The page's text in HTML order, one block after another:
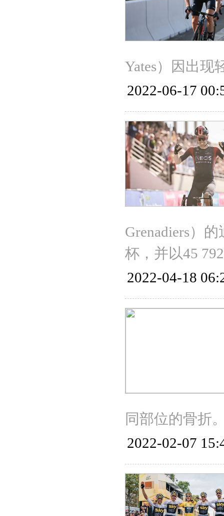
Yates）因出现
2022-06-17
Grenadiers）
杯，并以45
2022-04-18
同部位的骨折
2022-02-07